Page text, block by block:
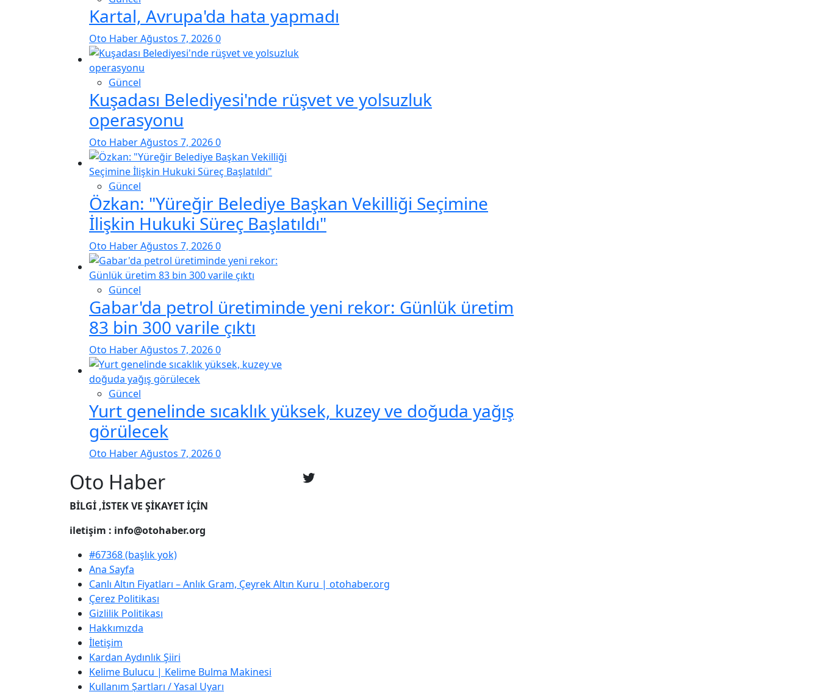
Kartal, Avrupa'da hata yapmadı
Oto HaberAğustos 7, 20260
Güncel
Kuşadası Belediyesi'nde rüşvet ve yolsuzluk
operasyonu
Oto HaberAğustos 7, 20260
Güncel
Özkan: "Yüreğir Belediye Başkan Vekilliği Seçimine
İlişkin Hukuki Süreç Başlatıldı"
Oto HaberAğustos 7, 20260
Güncel
Gabar'da petrol üretiminde yeni rekor: Günlük üretim
83 bin 300 varile çıktı
Oto HaberAğustos 7, 20260
Güncel
Yurt genelinde sıcaklık yüksek, kuzey ve doğuda yağış
görülecek
Oto HaberAğustos 7, 20260
Oto Haber
BİLGİ ,İSTEK VE ŞİKAYET İÇİN
iletişim : info@otohaber.org
#67368 (başlık yok)
Ana Sayfa
Canlı Altın Fiyatları – Anlık Gram, Çeyrek Altın Kuru | otohaber.org
Çerez Politikası
Gizlilik Politikası
Hakkımızda
İletişim
Kardan Aydınlık Şiiri
Kelime Bulucu | Kelime Bulma Makinesi
Kullanım Şartları / Yasal Uyarı